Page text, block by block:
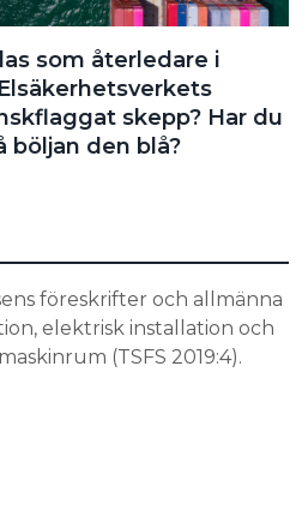
som återledare i
skepp? Har du
den blå?
föreskrifter och allmänna
elektrisk installation och
(TSFS 2019:4).